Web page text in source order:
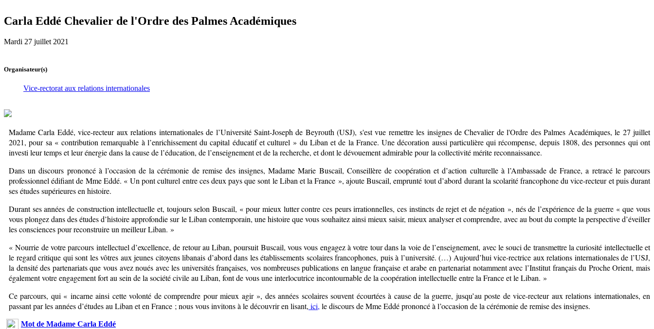
Carla Eddé Chevalier de l'Ordre des Palmes Académiques
Mardi 27 juillet 2021
Organisateur(s)
Vice-rectorat aux relations internationales
Madame Carla Eddé, vice-recteur aux relations internationales de l’Université Saint-Joseph de Beyrouth (USJ), s'est vue remettre les insignes de Chevalier de l'Ordre des Palmes Académiques, le 27 juillet
2021, pour sa « contribution remarquable à l’enrichissement du capital éducatif et culturel » du Liban et de la France. Une décoration aussi particulière qui récompense, depuis 1808, des personnes qui ont
investi leur temps et leur énergie dans la cause de l’éducation, de l’enseignement et de la recherche, et dont le dévouement admirable pour la collectivité mérite reconnaissance.
Dans un discours prononcé à l’occasion de la cérémonie de remise des insignes, Madame Marie Buscail, Conseillère de coopération et d’action culturelle à l’Ambassade de France, a retracé le parcours
professionnel édifiant de Mme Eddé. « Un pont culturel entre ces deux pays que sont le Liban et la France », ajoute Buscail, emprunté tout d’abord durant la scolarité francophone du vice-recteur et puis durant
ses études supérieures en histoire.
Durant ses années de construction intellectuelle et, toujours selon Buscail, « pour mieux lutter contre ces peurs irrationnelles, ces instincts de rejet et de négation », nés de l’expérience de la guerre « que vous
vous plongez dans des études d’histoire approfondie sur le Liban contemporain, une histoire que vous souhaitez ainsi mieux saisir, mieux analyser et comprendre, avec au bout du compte la perspective d’éveiller
les consciences pour reconstruire un meilleur Liban. »
« Nourrie de votre parcours intellectuel d’excellence, de retour au Liban, poursuit Buscail, vous vous engagez à votre tour dans la voie de l’enseignement, avec le souci de transmettre la curiosité intellectuelle et
le regard critique qui sont les vôtres aux jeunes citoyens libanais d’abord dans les établissements scolaires francophones, puis à l’université. (…) Aujourd’hui vice-rectrice aux relations internationales de l’USJ,
la densité des partenariats que vous avez noués avec les universités françaises, vos nombreuses publications en langue française et arabe en partenariat notamment avec l’Institut français du Proche Orient, mais
également votre engagement fort au sein de la société civile au Liban, font de vous une interlocutrice incontournable de la coopération intellectuelle entre la France et le Liban. »
Ce parcours, qui « incarne ainsi cette volonté de comprendre pour mieux agir », des années scolaires souvent écourtées à cause de la guerre, jusqu’au poste de vice-recteur aux relations internationales, en
passant par les années d’études au Liban et en France ; nous vous invitons à le découvrir en lisant, ici, le discours de Mme Eddé prononcé à l’occasion de la cérémonie de remise des insignes.
Mot de Madame Carla Eddé